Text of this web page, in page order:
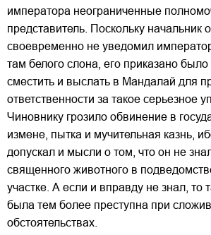
императора неограниченные
представитель. Поскольку начальник
своевременно не уведомил
там белого слона, его приказано
сместить и выслать в Мандалай для
ответственности за такое серьезное
Чиновнику грозило обвинение в
измене, пытка и мучительная казнь,
допускал и мысли о том, что он не
священного животного в
участке. А если и вправду не знал, то
была тем более преступна при
обстоятельствах.